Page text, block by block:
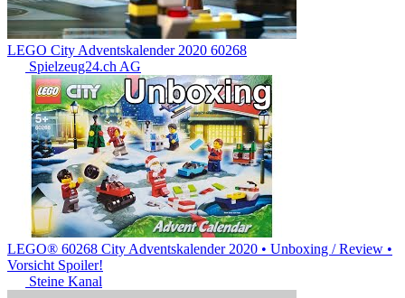
LEGO City Adventskalender 2020 60268
Spielzeug24.ch AG
LEGO® 60268 City Adventskalender 2020 • Unboxing / Review •
Vorsicht Spoiler!
Steine Kanal